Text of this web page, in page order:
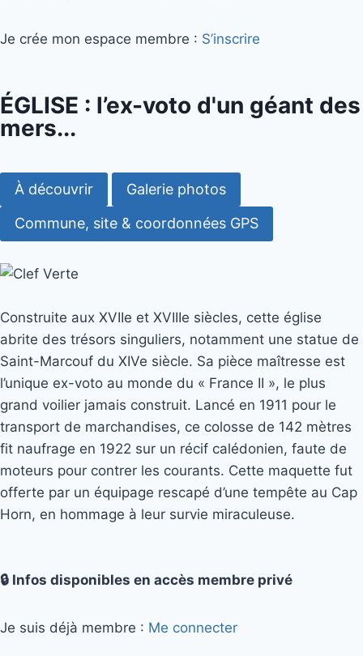
Je crée mon espace membre : S’inscrire
ÉGLISE : l’ex-voto d'un géant des
mers...
À découvrir Galerie photos
Commune, site & coordonnées GPS
Construite aux XVIIe et XVIIIe siècles, cette église
abrite des trésors singuliers, notamment une statue de
Saint-Marcouf du XIVe siècle. Sa pièce maîtresse est
l’unique ex-voto au monde du « France II », le plus
grand voilier jamais construit. Lancé en 1911 pour le
transport de marchandises, ce colosse de 142 mètres
fit naufrage en 1922 sur un récif calédonien, faute de
moteurs pour contrer les courants. Cette maquette fut
offerte par un équipage rescapé d’une tempête au Cap
Horn, en hommage à leur survie miraculeuse.
🔒 Infos disponibles en accès membre privé
Je suis déjà membre : Me connecter